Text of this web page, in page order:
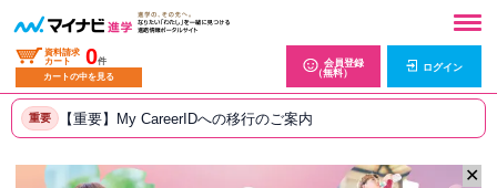
資料請求
カート
0件
カートの中を見る
会員登録
（無料）
ログイン
重要 【重要】My CareerIDへの移行のご案内
✕